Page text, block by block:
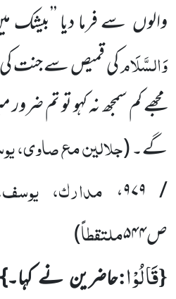
والوں سے فرما دیا ’’بیشک
وَالسَّلَامکی قمیص سے جنت کی
مجھے کم سمجھ نہ کہو تو تم
گے۔(جلالین مع صاوی،
/ ۹۷۹،
مدارک،
ص۵۴۴
ملتقطاً)
{قَالُوْا:حاضرین نے کہا۔}